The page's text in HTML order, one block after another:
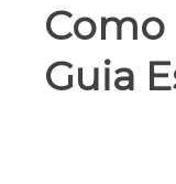
Como
Guia